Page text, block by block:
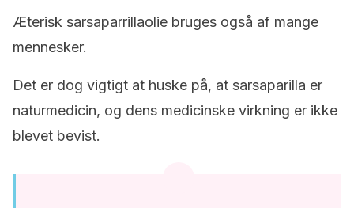
Æterisk sarsaparrillaolie bruges også af mange
mennesker.
Det er dog vigtigt at huske på, at sarsaparilla er
naturmedicin, og dens medicinske virkning er ikke
blevet bevist.